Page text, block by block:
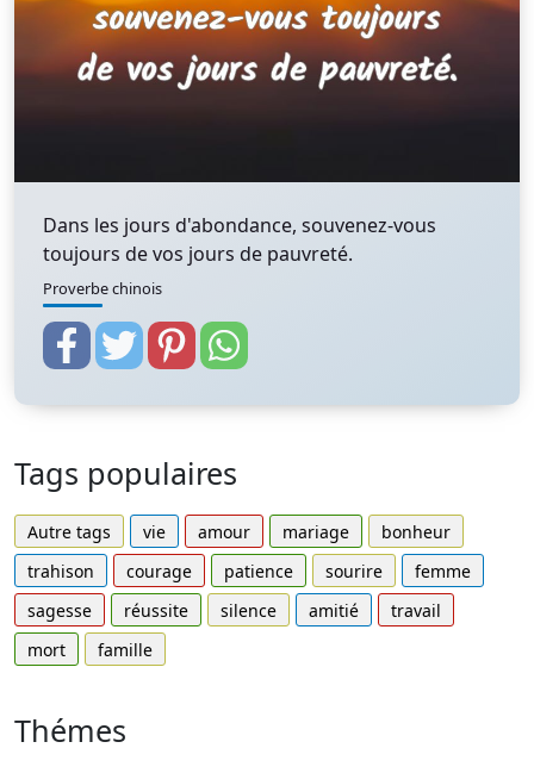
Dans les jours d'abondance, souvenez-vous
toujours de vos jours de pauvreté.
Proverbe chinois
Tags populaires
Autre tags vie amour mariage
bonheur
trahison
courage patience sourire
femme
sagesse
réussite silence amitié
travail
mort
famille
Thémes